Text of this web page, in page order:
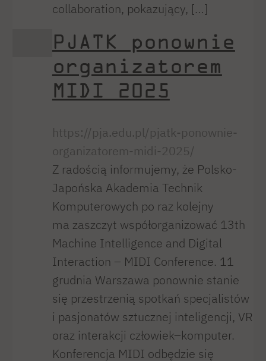
collaboration, pokazujący, […]
PJATK ponownie
organizatorem
MIDI 2025
https://pja.edu.pl/pjatk-ponownie-
organizatorem-midi-2025/
Z radością informujemy, że Polsko-
Japońska Akademia Technik
Komputerowych po raz kolejny
ma zaszczyt współorganizować 13th
Machine Intelligence and Digital
Interaction – MIDI Conference. 11
grudnia Warszawa ponownie stanie
się przestrzenią spotkań specjalistów
i pasjonatów sztucznej inteligencji, VR
oraz interakcji człowiek–komputer.
Konferencja MIDI odbędzie się